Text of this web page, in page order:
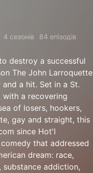
4 сезонів 84 епізодів
destroy a successful
The John Larroquette
a hit. Set in a St.
with a recovering
of losers, hookers,
gay and straight, this
since Hot'l
that addressed
dream: race,
substance addiction,